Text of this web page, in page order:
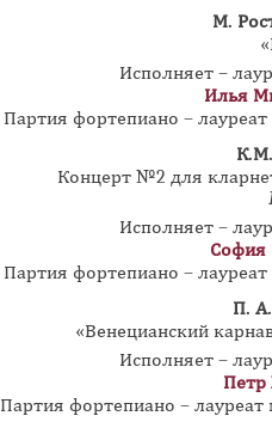
М.
Исполняет –
Илья
Партия фортепиано –
Концерт №2 для
Исполняет –
София
Партия фортепиано –
П.
«Венецианский
Исполняет –
Петр
Партия фортепиано –